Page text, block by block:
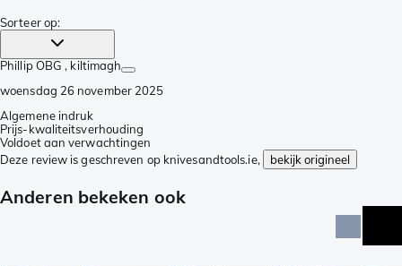
Sorteer op:
Phillip OBG , kiltimagh
woensdag 26 november 2025
Algemene indruk
Prijs-kwaliteitsverhouding
Voldoet aan verwachtingen
Deze review is geschreven op knivesandtools.ie,
bekijk origineel
Anderen bekeken ook